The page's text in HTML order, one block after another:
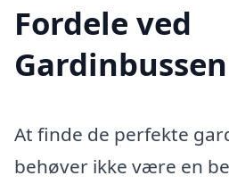
Fordele ved
Gardinbussen
At finde de perfekte
behøver ikke være en